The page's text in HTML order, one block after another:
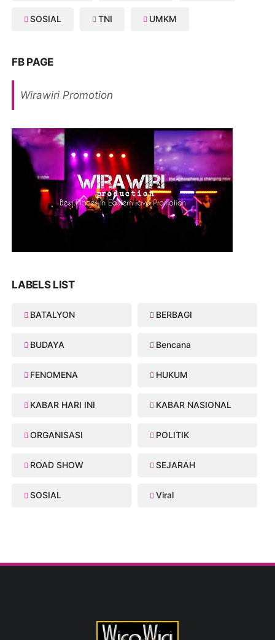
SOSIAL TNI UMKM
FB PAGE
Wirawiri Promotion
LABELS LIST
BATALYON BERBAGI
BUDAYA Bencana
FENOMENA HUKUM
KABAR HARI INI KABAR NASIONAL
ORGANISASI POLITIK
ROAD SHOW SEJARAH
SOSIAL Viral